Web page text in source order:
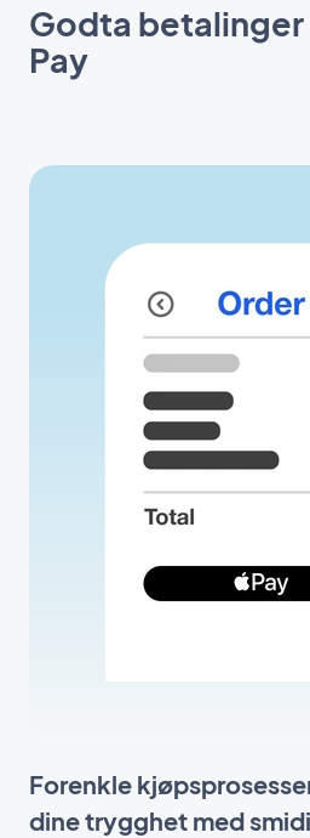
Godta betalinger
Pay
Forenkle
dine trygghet med